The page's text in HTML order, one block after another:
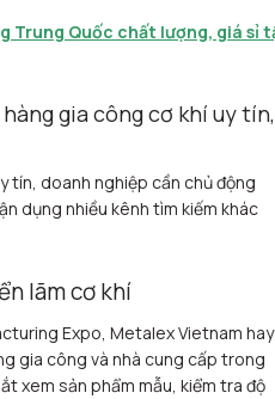
Trung Quốc chất lượng, giá sỉ
gia công cơ khí uy tín,
tín, doanh nghiệp cần chủ động
dụng nhiều kênh tìm kiếm khác
lãm cơ khí
Expo, Metalex Vietnam hay
gia công và nhà cung cấp trong
xem sản phẩm mẫu, kiểm tra độ